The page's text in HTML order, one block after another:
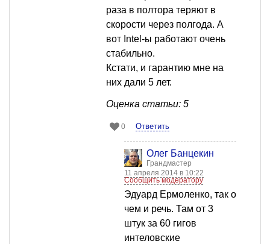
раза в полтора теряют в
скорости через полгода. А
вот Intel-ы работают очень
стабильно.
Кстати, и гарантию мне на
них дали 5 лет.
Оценка статьи: 5
0 Ответить
Олег Банцекин
Грандмастер
11 апреля 2014 в 10:22
Сообщить модератору
Эдуард Ермоленко, так о
чем и речь. Там от 3
штук за 60 гигов
интеловские